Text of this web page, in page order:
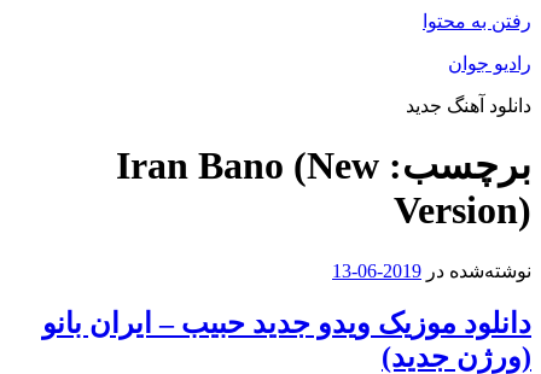
رفتن به محتوا
رادیو جوان
دانلود آهنگ جدید
برچسب: Iran Bano (New
Version)
نوشته‌شده در 2019-06-13
دانلود موزیک ویدو جدید حبیب – ایران بانو
(ورژن جدید)